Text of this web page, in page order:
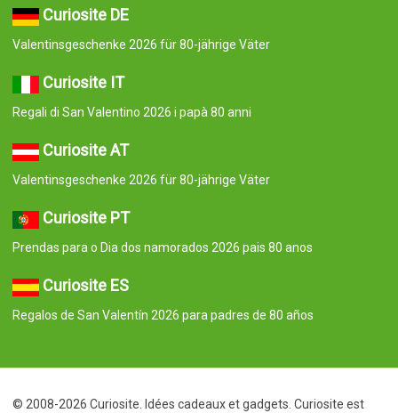
Curiosite DE
Valentinsgeschenke 2026 für 80-jährige Väter
Curiosite IT
Regali di San Valentino 2026 i papà 80 anni
Curiosite AT
Valentinsgeschenke 2026 für 80-jährige Väter
Curiosite PT
Prendas para o Dia dos namorados 2026 pais 80 anos
Curiosite ES
Regalos de San Valentín 2026 para padres de 80 años
© 2008-2026 Curiosite. Idées cadeaux et gadgets. Curiosite est